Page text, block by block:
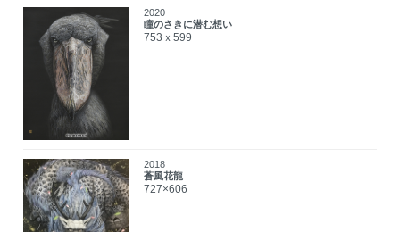
2020
瞳のさきに潜む想い
753ｘ599
2018
蒼風花龍
727×606